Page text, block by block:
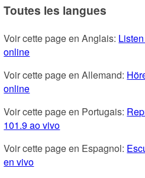
Toutes les langues
Voir cette page en Anglais:
online
Voir cette page en Allemand:
online
Voir cette page en Portugais:
101.9 ao vivo
Voir cette page en Espagnol:
en vivo